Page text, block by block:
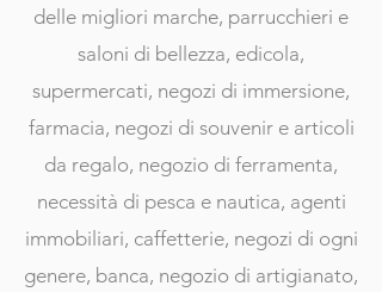
delle migliori marche, parrucchieri e
saloni di bellezza, edicola,
supermercati, negozi di immersione,
farmacia, negozi di souvenir e articoli
da regalo, negozio di ferramenta,
necessità di pesca e nautica, agenti
immobiliari, caffetterie, negozi di ogni
genere, banca, negozio di artigianato,